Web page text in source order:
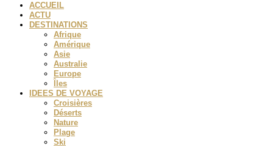
ACCUEIL
ACTU
DESTINATIONS
Afrique
Amérique
Asie
Australie
Europe
Îles
IDEES DE VOYAGE
Croisières
Déserts
Nature
Plage
Ski